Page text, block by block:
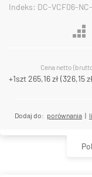
Indeks: DC-VCF06-
Cena netto
+1szt265,16 zł(326,15
Dodaj do: porównania |